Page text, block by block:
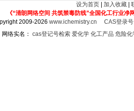
设为首页 加入收藏
《“清朗网络空间 共筑禁毒防线”全国化工行业净
2009-2026www.ichemistry.cn
CAS登录
网络实名： cas登记号检索 爱化学 化工产品 危险化